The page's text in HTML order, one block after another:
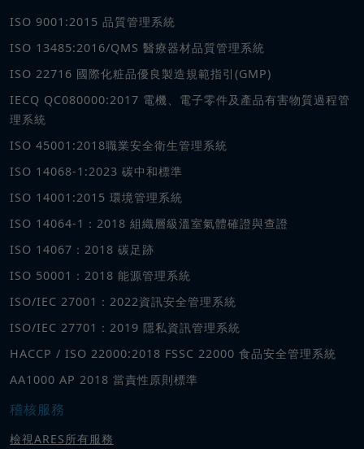
ISO 9001:2015 品質管理系統
ISO 13485:2016/QMS 醫療器材品質管理系統
ISO 22716 國際化粧品優良製造規範指引(GMP)
IECQ QC080000:2017 電機、電子零件及產品有害物質過程管
理系統
ISO 45001:2018職業安全衛生管理系統
ISO 14068-1:2023 碳中和標準
ISO 14001:2015 環境管理系統
ISO 14064-1：2018 組織層級溫室氣體確證與查證
ISO 14067：2018 碳足跡
ISO 50001：2018 能源管理系統
ISO/IEC 27001：2022資訊安全管理系統
ISO/IEC 27701：2019 隱私資訊管理系統
HACCP / ISO 22000:2018 FSSC 22000 食品安全管理系統
AA1000 AP 2018 當責性原則標準
稽核服務
檢視ARES所有服務